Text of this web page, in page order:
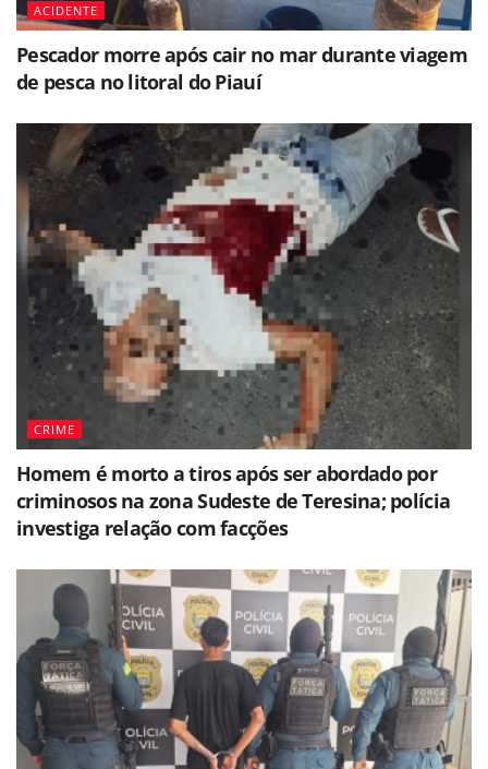
ACIDENTE
Pescador morre após cair no mar durante viagem
de pesca no litoral do Piauí
CRIME
Homem é morto a tiros após ser abordado por
criminosos na zona Sudeste de Teresina; polícia
investiga relação com facções